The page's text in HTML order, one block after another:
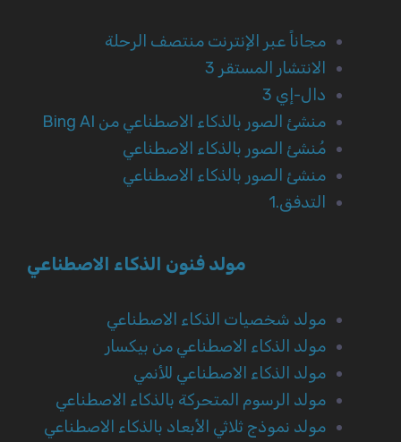
مجاناً عبر الإنترنت منتصف الرحلة
الانتشار المستقر 3
دال-إي 3
منشئ الصور بالذكاء الاصطناعي من Bing AI
مُنشئ الصور بالذكاء الاصطناعي
منشئ الصور بالذكاء الاصطناعي
التدفق.1
مولد فنون الذكاء الاصطناعي
مولد شخصيات الذكاء الاصطناعي
مولد الذكاء الاصطناعي من بيكسار
مولد الذكاء الاصطناعي للأنمي
مولد الرسوم المتحركة بالذكاء الاصطناعي
مولد نموذج ثلاثي الأبعاد بالذكاء الاصطناعي